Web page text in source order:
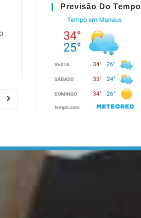
Previsão Do Tempo